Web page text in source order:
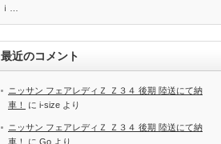
ｉ…
最近のコメント
ニッサン フェアレディＺ Ｚ３４ 後期 陸送にて納
車！
に i-size より
ニッサン フェアレディＺ Ｚ３４ 後期 陸送にて納
車！
に Go より